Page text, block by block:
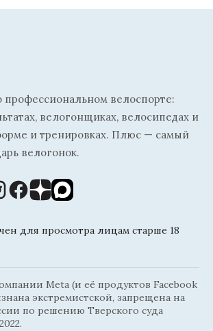
профессиональном велоспорте:
велогонщиках, велосипедах и
и тренировках. Плюс — самый
велогонок.
для просмотра лицам старше 18
Meta (и её продуктов Facebook
экстремистской, запрещена на
по решению Тверского суда